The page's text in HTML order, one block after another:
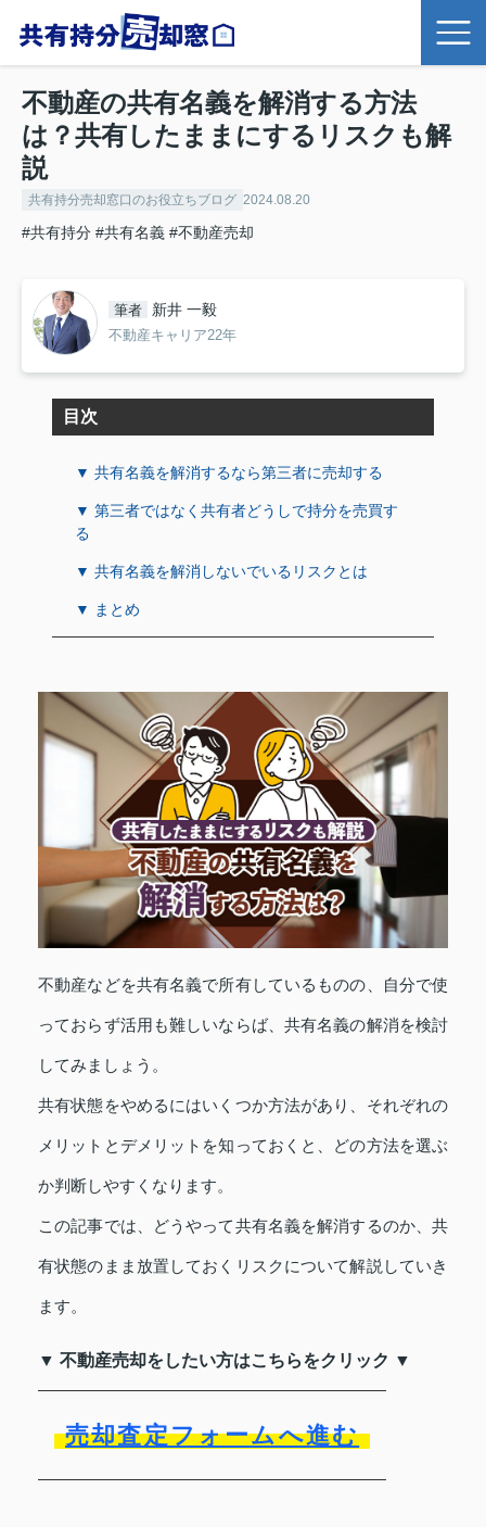
不動産の共有名義を解消する方法
は？共有したままにするリスクも解
説
共有持分売却窓口のお役立ちブログ 2024.08.20
#共有持分 #共有名義 #不動産売却
筆者 新井 一毅
不動産キャリア22年
目次
▼ 共有名義を解消するなら第三者に売却する
▼ 第三者ではなく共有者どうしで持分を売買す
る
▼ 共有名義を解消しないでいるリスクとは
▼ まとめ
不動産などを共有名義で所有しているものの、自分で使
っておらず活用も難しいならば、共有名義の解消を検討
してみましょう。
共有状態をやめるにはいくつか方法があり、それぞれの
メリットとデメリットを知っておくと、どの方法を選ぶ
か判断しやすくなります。
この記事では、どうやって共有名義を解消するのか、共
有状態のまま放置しておくリスクについて解説していき
ます。
▼ 不動産売却をしたい方はこちらをクリック ▼
売却査定フォームへ進む